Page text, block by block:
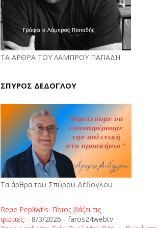
ΤΑ ΑΡΘΡΑ ΤΟΥ ΛΑΜΠΡΟΥ ΠΑΠΑΔΗ
ΣΠΥΡΟΣ ΔΕΔΟΓΛΟΥ
Τα άρθρα του Σπύρου Δέδογλου
Repe Pepliwtis: Ποιος βάζει τις
φωτιές; - 8/3/2026 - faros24webtv